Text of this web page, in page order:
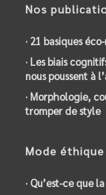
Nos
· 21 basiques
· Les biais
nous poussent à
· Morphologie,
tromper de style
Mode éthique
· Qu’est-ce que